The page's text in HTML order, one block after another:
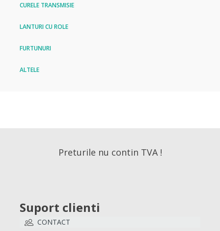
CURELE TRANSMISIE
LANTURI CU ROLE
FURTUNURI
ALTELE
Preturile nu contin TVA !
Suport clienti
CONTACT